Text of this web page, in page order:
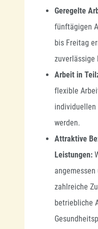
Geregelte
fünftägigen
bis Freitag
zuverlässige
Arbeit in
flexible
individuellen
werden.
Attraktive
Leistungen:
zahlreiche
betriebliche